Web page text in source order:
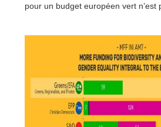
pour un budget européen vert n’est